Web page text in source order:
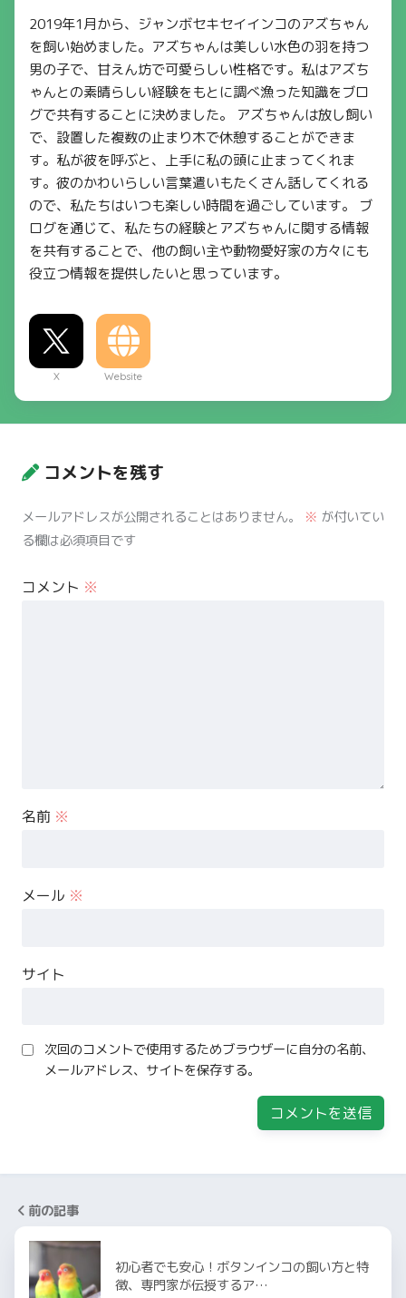
2019年1月から、ジャンボセキセイインコのアズちゃん
を飼い始めました。アズちゃんは美しい水色の羽を持つ
男の子で、甘えん坊で可愛らしい性格です。私はアズち
ゃんとの素晴らしい経験をもとに調べ漁った知識をブロ
グで共有することに決めました。 アズちゃんは放し飼い
で、設置した複数の止まり木で休憩することができま
す。私が彼を呼ぶと、上手に私の頭に止まってくれま
す。彼のかわいらしい言葉遣いもたくさん話してくれる
ので、私たちはいつも楽しい時間を過ごしています。 ブ
ログを通じて、私たちの経験とアズちゃんに関する情報
を共有することで、他の飼い主や動物愛好家の方々にも
役立つ情報を提供したいと思っています。
X Website
コメントを残す
メールアドレスが公開されることはありません。 ※ が付いてい
る欄は必須項目です
コメント ※
名前 ※
メール ※
サイト
次回のコメントで使用するためブラウザーに自分の名前、
メールアドレス、サイトを保存する。
前の記事
初心者でも安心！ボタンインコの飼い方と特
徴、専門家が伝授するア…